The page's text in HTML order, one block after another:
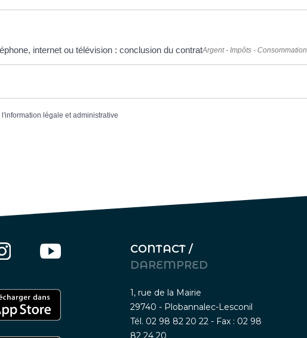
internet ou télévision : conclusion du contratArgent - Impôts - Consommation
l'information légale et administrative
CONTACT /
DAREMPRED
1, rue de la Mairie
29740 - Plobannalec-Lesconil
Tél. 02 98 82 20 22 - Fax : 02 98
82 24 20